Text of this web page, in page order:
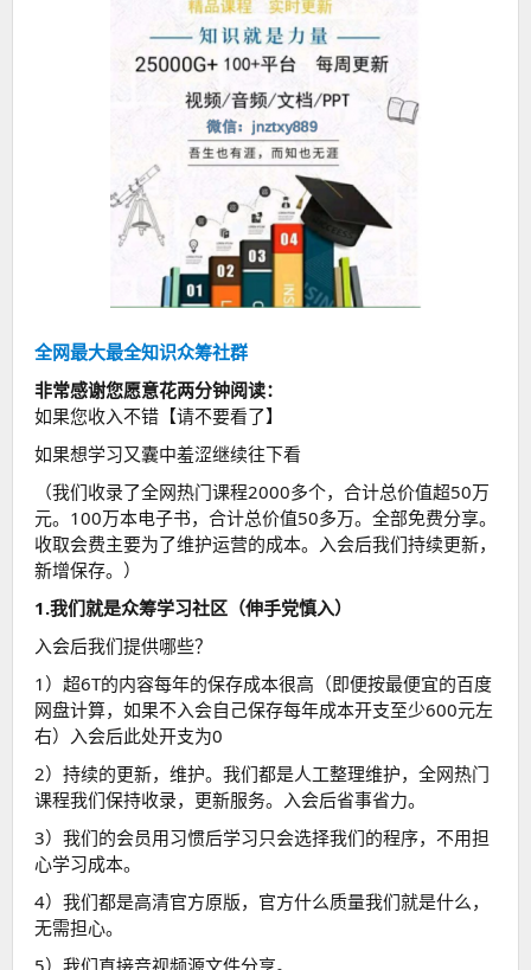
全网最大最全知识众筹社群
非常感谢您愿意花两分钟阅读：
如果您收入不错【请不要看了】
如果想学习又囊中羞涩继续往下看
（我们收录了全网热门课程2000多个，合计总价值超50万
元。100万本电子书，合计总价值50多万。全部免费分享。
收取会费主要为了维护运营的成本。入会后我们持续更新，
新增保存。）
1.我们就是众筹学习社区（伸手党慎入）
入会后我们提供哪些？
1）超6T的内容每年的保存成本很高（即便按最便宜的百度
网盘计算，如果不入会自己保存每年成本开支至少600元左
右）入会后此处开支为0
2）持续的更新，维护。我们都是人工整理维护，全网热门
课程我们保持收录，更新服务。入会后省事省力。
3）我们的会员用习惯后学习只会选择我们的程序，不用担
心学习成本。
4）我们都是高清官方原版，官方什么质量我们就是什么，
无需担心。